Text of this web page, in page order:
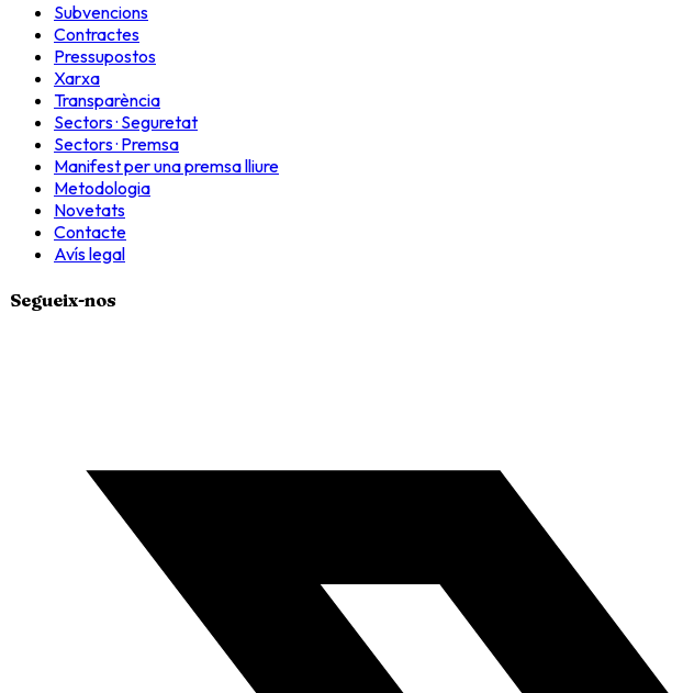
Subvencions
Contractes
Pressupostos
Xarxa
Transparència
Sectors · Seguretat
Sectors · Premsa
Manifest per una premsa lliure
Metodologia
Novetats
Contacte
Avís legal
Segueix-nos